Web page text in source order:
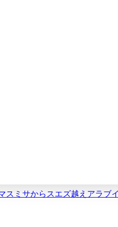
スミサからスエズ越えアラブ